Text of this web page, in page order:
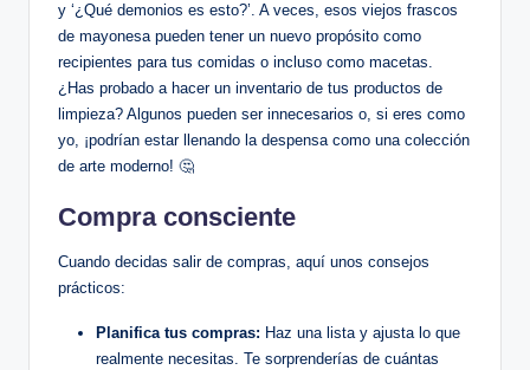
y ‘¿Qué demonios es esto?’. A veces, esos viejos frascos
de mayonesa pueden tener un nuevo propósito como
recipientes para tus comidas o incluso como macetas.
¿Has probado a hacer un inventario de tus productos de
limpieza? Algunos pueden ser innecesarios o, si eres como
yo, ¡podrían estar llenando la despensa como una colección
de arte moderno! 🤔
Compra consciente
Cuando decidas salir de compras, aquí unos consejos
prácticos:
Planifica tus compras: Haz una lista y ajusta lo que
realmente necesitas. Te sorprenderías de cuántas